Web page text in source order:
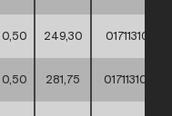
0,50 249,30
0,50 281,75